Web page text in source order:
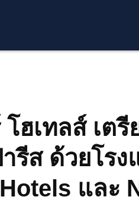
ฮเทลส์ เตรี
รีส ด้วยโร
และ